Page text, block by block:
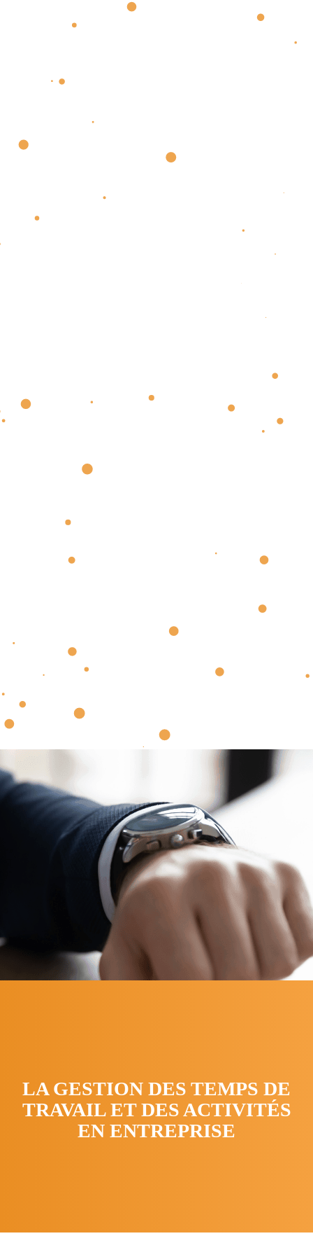
LA GESTION DES TEMPS DE
TRAVAIL ET DES ACTIVITÉS
EN ENTREPRISE